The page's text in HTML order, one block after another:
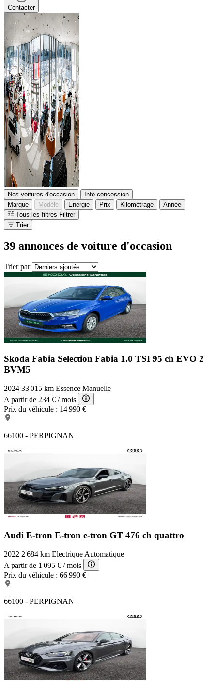
Contacter
Nos voitures d'occasion
Info concession
Marque
Modèle Energie Prix Kilométrage
Année
Tous les filtres Filtrer
Trier
39 annonces de voiture d'occasion
Trier par
Skoda Fabia Selection Fabia 1.0 TSI 95 ch EVO 2
BVM5
2024 33 015 km Essence Manuelle
A partir de 234 € / mois
Prix du véhicule : 14 990 €
66100 - PERPIGNAN
Audi E-tron E-tron e-tron GT 476 ch quattro
2022 2 684 km Electrique Automatique
A partir de 1 095 € / mois
Prix du véhicule : 66 990 €
66100 - PERPIGNAN